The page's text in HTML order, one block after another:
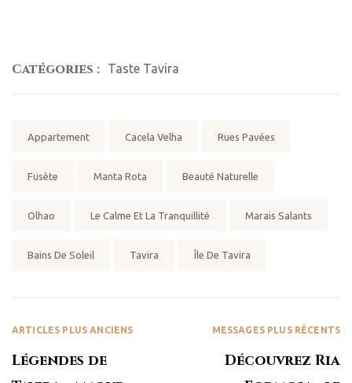
Catégories : Taste Tavira
Appartement Cacela Velha Rues Pavées
Fusète Manta Rota Beauté Naturelle
Olhao Le Calme Et La Tranquillité Marais Salants
Bains De Soleil Tavira Île De Tavira
ARTICLES PLUS ANCIENS
Légendes de
MESSAGES PLUS RÉCENTS
Découvrez Ria